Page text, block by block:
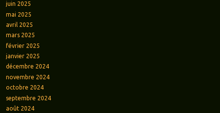
juin 2025
mai 2025
avril 2025
mars 2025
février 2025
janvier 2025
décembre 2024
novembre 2024
octobre 2024
septembre 2024
août 2024